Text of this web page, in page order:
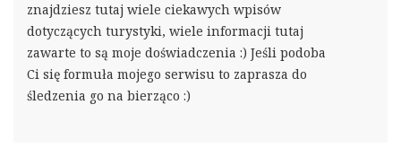
znajdziesz tutaj wiele ciekawych wpisów
dotyczących turystyki, wiele informacji tutaj
zawarte to są moje doświadczenia :) Jeśli podoba
Ci się formuła mojego serwisu to zaprasza do
śledzenia go na bierząco :)